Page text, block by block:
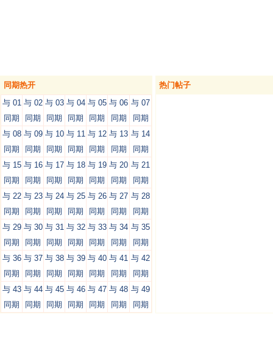
同期热开
与 01
同期
与 02
同期
与 03
同期
与 04
同期
与 05
同期
与 06
同期
与 07
同期
与 08
同期
与 09
同期
与 10
同期
与 11
同期
与 12
同期
与 13
同期
与 14
同期
与 15
同期
与 16
同期
与 17
同期
与 18
同期
与 19
同期
与 20
同期
与 21
同期
与 22
同期
与 23
同期
与 24
同期
与 25
同期
与 26
同期
与 27
同期
与 28
同期
与 29
同期
与 30
同期
与 31
同期
与 32
同期
与 33
同期
与 34
同期
与 35
同期
与 36
同期
与 37
同期
与 38
同期
与 39
同期
与 40
同期
与 41
同期
与 42
同期
与 43
同期
与 44
同期
与 45
同期
与 46
同期
与 47
同期
与 48
同期
与 49
同期
热门帖子